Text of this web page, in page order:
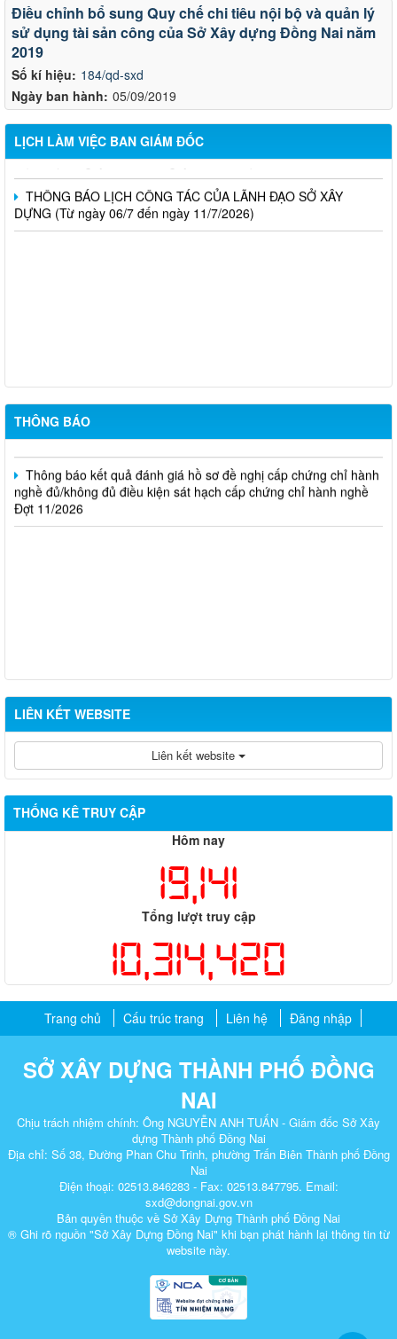
Số kí hiệu: 184/qd-sxd
Ngày ban hành: 05/09/2019
Điều chỉnh bổ sung Quy chế chi tiêu nội bộ và quản lý
sử dụng tài sản công của Sở Xây dựng Đồng Nai năm
2019
LỊCH LÀM VIỆC BAN GIÁM ĐỐC
LỊCH CÔNG TÁC CỦA LÃNH ĐẠO SỞ XÂY DỰNG (Từ ngày
03/8 đến ngày 08/8/2026)
THÔNG BÁO LỊCH CÔNG TÁC CỦA LÃNH ĐẠO SỞ XÂY
DỰNG (Từ ngày 27/7 đến ngày 31/7/2026)
THÔNG BÁO LỊCH CÔNG TÁC CỦA LÃNH ĐẠO SỞ XÂY
DỰNG (Từ ngày 20/7 đến ngày 25/7/2026)
THÔNG BÁO LỊCH CÔNG TÁC CỦA LÃNH ĐẠO SỞ XÂY
DỰNG (Từ ngày 06/7 đến ngày 11/7/2026)
THÔNG BÁO
Thông báo kết quả đánh giá hồ sơ đề nghị cấp chứng chỉ hành
nghề đủ/không đủ điều kiện sát hạch cấp chứng chỉ hành nghề
Thông báo kết quả đánh giá hồ sơ đề nghị cấp chứng chỉ hành
nghề đủ/không đủ điều kiện sát hạch cấp chứng chỉ hành nghề
Đợt 11/2026
LIÊN KẾT WEBSITE
Liên kết website
THỐNG KÊ TRUY CẬP
Hôm nay
19,141
Tổng lượt truy cập
10,314,420
Trang chủ Cấu trúc trang Liên hệ Đăng nhập
SỞ XÂY DỰNG THÀNH PHỐ ĐỒNG
NAI
Chịu trách nhiệm chính: Ông NGUYỄN ANH TUẤN - Giám đốc Sở Xây
dựng Thành phố Đồng Nai
Địa chỉ: Số 38, Đường Phan Chu Trinh, phường Trấn Biên Thành phố Đồng
Nai
Điện thoại: 02513.846283 - Fax: 02513.847795. Email:
sxd@dongnai.gov.vn
Bản quyền thuộc về Sở Xây Dựng Thành phố Đồng Nai
® Ghi rõ nguồn "Sở Xây Dựng Đồng Nai" khi bạn phát hành lại thông tin từ
website này.​